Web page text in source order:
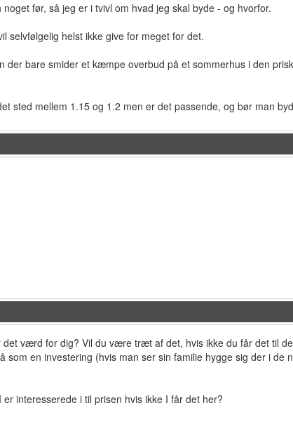
før, så jeg er i tvivl om hvad jeg skal byde - og hvorfor.
selvfølgelig helst ikke give for meget for det.
der bare smider et kæmpe overbud på et sommerhus i den
sted mellem 1.15 og 1.2 men er det passende, og bør man
værd for dig? Vil du være træt af det, hvis ikke du får det til
som en investering (hvis man ser sin familie hygge sig der i
interesserede i til prisen hvis ikke I får det her?